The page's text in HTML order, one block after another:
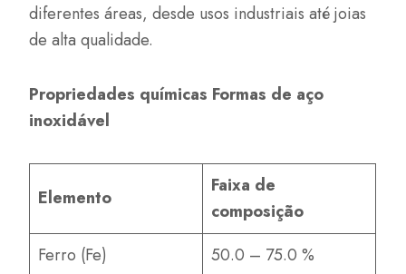
diferentes áreas, desde usos industriais até joias
de alta qualidade.
Propriedades químicas Formas de aço
inoxidável
Elemento
Faixa de
composição
Ferro (Fe)
50.0 – 75.0 %